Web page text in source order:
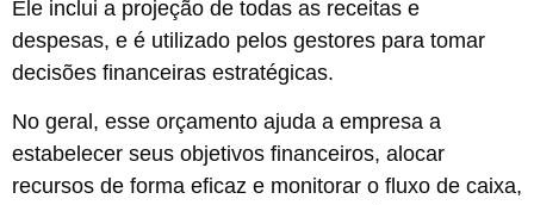
Ele inclui a projeção de todas as receitas e
despesas, e é utilizado pelos gestores para tomar
decisões financeiras estratégicas.
No geral, esse orçamento ajuda a empresa a
estabelecer seus objetivos financeiros, alocar
recursos de forma eficaz e monitorar o fluxo de caixa,